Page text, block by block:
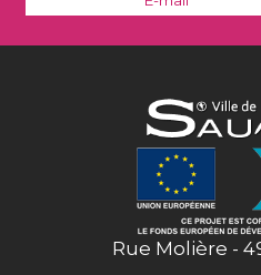
Rue Molière -